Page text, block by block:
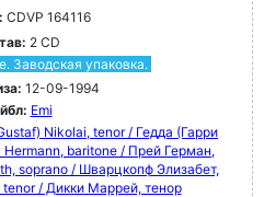
CDVP 164116
2 CD
Заводская упаковка.
12-09-1994
Emi
Nikolai, tenor / Гедда (Гарри
Hermann, baritone / Прей Герман,
soprano / Шварцкопф Элизабет,
/ Дикки Маррей, тенор